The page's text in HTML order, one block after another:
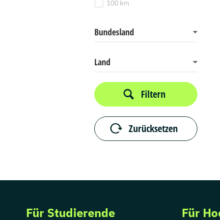
100 km
Bundesland
Land
Filtern
Zurücksetzen
Für Studierende Für